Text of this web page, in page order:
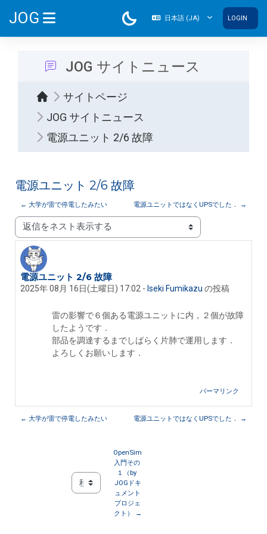
JOG 日本語 ‎(JA)‎ LOGIN
JOG サイトニュース
サイトページ
JOG サイトニュース
電源ユニット 2/6 故障
電源ユニット 2/6 故障
← 大学が雷で停電したみたい 電源ユニットではなくUPSでした． →
表示モード
電源ユニット 2/6 故障
2025年 08月 16日(土曜日) 17:02 - Iseki Fumikazu の投稿
返信数: 0
雷の影響で６個ある電源ユニットに内，２個が故障
したようです．
部品を調達するまでしばらく片肺で運用します．
よろしくお願いします．
パーマリンク
← 大学が雷で停電したみたい 電源ユニットではなくUPSでした． →
移動 ...
OpenSim
入門その
１（by
JOGドキ
ュメント
プロジェ
クト） →